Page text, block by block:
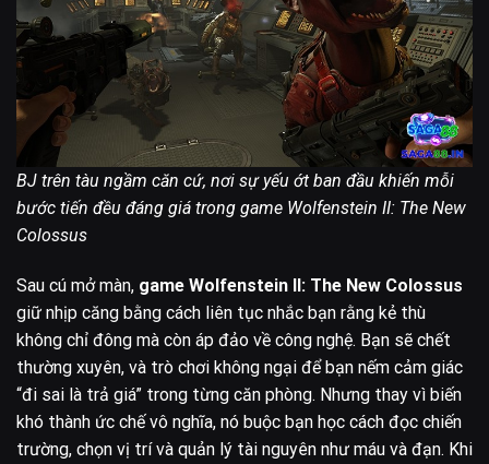
BJ trên tàu ngầm căn cứ, nơi sự yếu ớt ban đầu khiến mỗi
bước tiến đều đáng giá trong game Wolfenstein II: The New
Colossus
Sau cú mở màn, game Wolfenstein II: The New Colossus
giữ nhịp căng bằng cách liên tục nhắc bạn rằng kẻ thù
không chỉ đông mà còn áp đảo về công nghệ. Bạn sẽ chết
thường xuyên, và trò chơi không ngại để bạn nếm cảm giác
“đi sai là trả giá” trong từng căn phòng. Nhưng thay vì biến
khó thành ức chế vô nghĩa, nó buộc bạn học cách đọc chiến
trường, chọn vị trí và quản lý tài nguyên như máu và đạn. Khi